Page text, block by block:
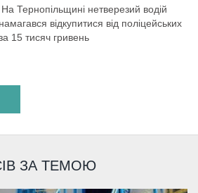
На Тернопільщині нетверезий водій
намагався відкупитися від поліцейських
15 тисяч гривень
ЗА ТЕМОЮ